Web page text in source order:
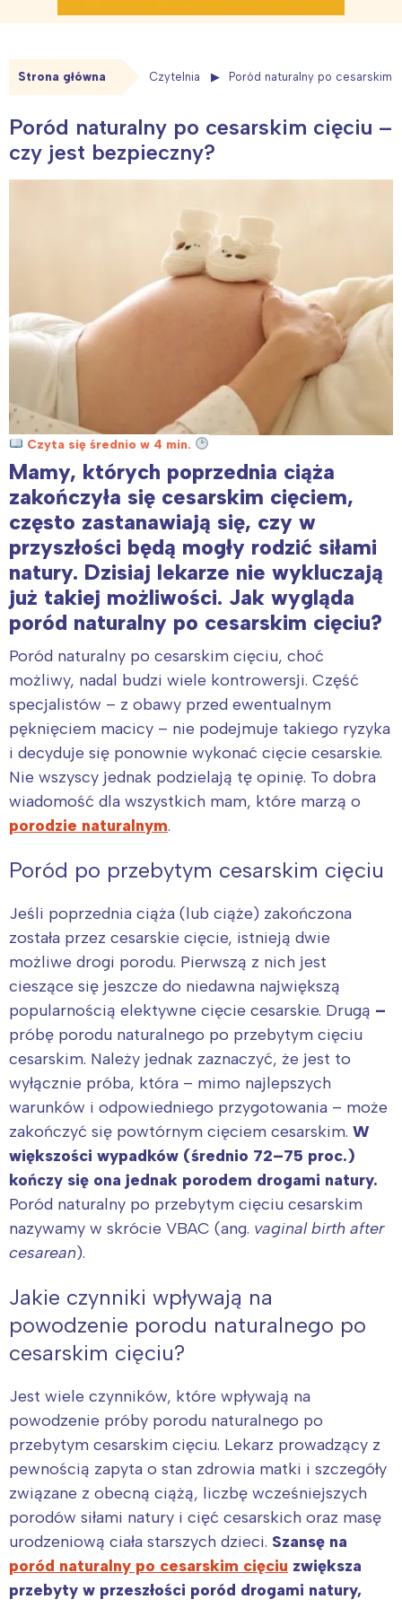
Strona główna Czytelnia Poród naturalny po
Poród naturalny po cesarskim cięciu –
czy jest bezpieczny?
Czyta się średnio w 4 min.
Mamy, których poprzednia ciąża
zakończyła się cesarskim cięciem,
często zastanawiają się, czy w
przyszłości będą mogły rodzić siłami
natury. Dzisiaj lekarze nie wykluczają
już takiej możliwości. Jak wygląda
poród naturalny po cesarskim cięciu?
Poród naturalny po cesarskim cięciu, choć
możliwy, nadal budzi wiele kontrowersji. Część
specjalistów – z obawy przed ewentualnym
pęknięciem macicy – nie podejmuje takiego ryzyka
i decyduje się ponownie wykonać cięcie cesarskie.
Nie wszyscy jednak podzielają tę opinię. To dobra
wiadomość dla wszystkich mam, które marzą o
porodzie naturalnym.
Poród po przebytym cesarskim cięciu
Jeśli poprzednia ciąża (lub ciąże) zakończona
została przez cesarskie cięcie, istnieją dwie
możliwe drogi porodu. Pierwszą z nich jest
cieszące się jeszcze do niedawna największą
popularnością elektywne cięcie cesarskie. Drugą –
próbę porodu naturalnego po przebytym cięciu
cesarskim. Należy jednak zaznaczyć, że jest to
wyłącznie próba, która – mimo najlepszych
warunków i odpowiedniego przygotowania – może
zakończyć się powtórnym cięciem cesarskim. W
większości wypadków (średnio 72–75 proc.)
kończy się ona jednak porodem drogami natury.
Poród naturalny po przebytym cięciu cesarskim
nazywamy w skrócie VBAC (ang. vaginal birth after
cesarean).
Jakie czynniki wpływają na
powodzenie porodu naturalnego po
cesarskim cięciu?
Jest wiele czynników, które wpływają na
powodzenie próby porodu naturalnego po
przebytym cesarskim cięciu. Lekarz prowadzący z
pewnością zapyta o stan zdrowia matki i szczegóły
związane z obecną ciążą, liczbę wcześniejszych
porodów siłami natury i cięć cesarskich oraz masę
urodzeniową ciała starszych dzieci. Szansę na
poród naturalny po cesarskim cięciu zwiększa
przebyty w przeszłości poród drogami natury,